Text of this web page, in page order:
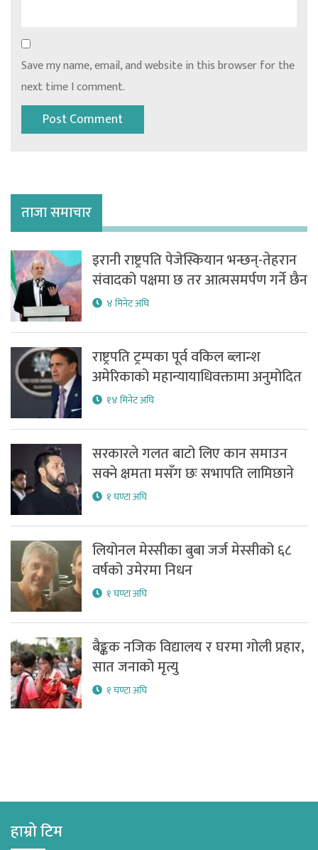
Save my name, email, and website in this browser for the
next time I comment.
ताजा समाचार
इरानी राष्ट्रपति पेजेस्कियान भन्छन्-तेहरान
संवादको पक्षमा छ तर आत्मसमर्पण गर्ने छैन
४ मिनेट अघि
राष्ट्रपति ट्रम्पका पूर्व वकिल ब्लान्श
अमेरिकाको महान्यायाधिवक्तामा अनुमोदित
१४ मिनेट अघि
सरकारले गलत बाटो लिए कान समाउन
सक्ने क्षमता मसँग छः सभापति लामिछाने
१ घण्टा अघि
लियोनल मेस्सीका बुबा जर्ज मेस्सीको ६८
वर्षको उमेरमा निधन
१ घण्टा अघि
बैङ्कक नजिक विद्यालय र घरमा गोली प्रहार,
सात जनाको मृत्यु
१ घण्टा अघि
हाम्रो टिम